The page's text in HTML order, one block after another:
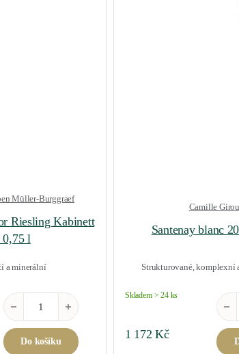
Müller-Burggraef
Riesling Kabinett
0,75 l
a minerální
Berncasteler Doctor Riesling Kabinett 2020 0,75 l
Do košíku
Camille
Santenay blanc
Strukturované, komplexní
Skladem > 24 ks
1 172Kč